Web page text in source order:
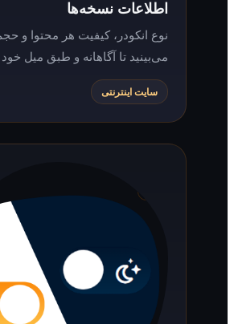
اطلاعات نسخه‌ها
نوع انکودر، کیفیت هر محتوا و حجم فایل آن را
می‌بینید تا آگاهانه و طبق میل خود دانلود کنید.
سایت اینترنتی